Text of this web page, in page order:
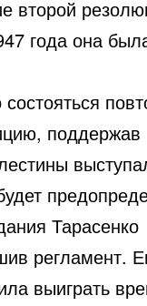
второй
года она
поддержав
Тарасенко
регламент.
выиграть